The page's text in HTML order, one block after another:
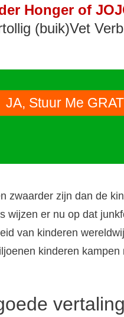
Honger of
(buik)Vet
JA, Stuur Me
zwaarder zijn dan de
wijzen er nu op dat
van kinderen
kinderen